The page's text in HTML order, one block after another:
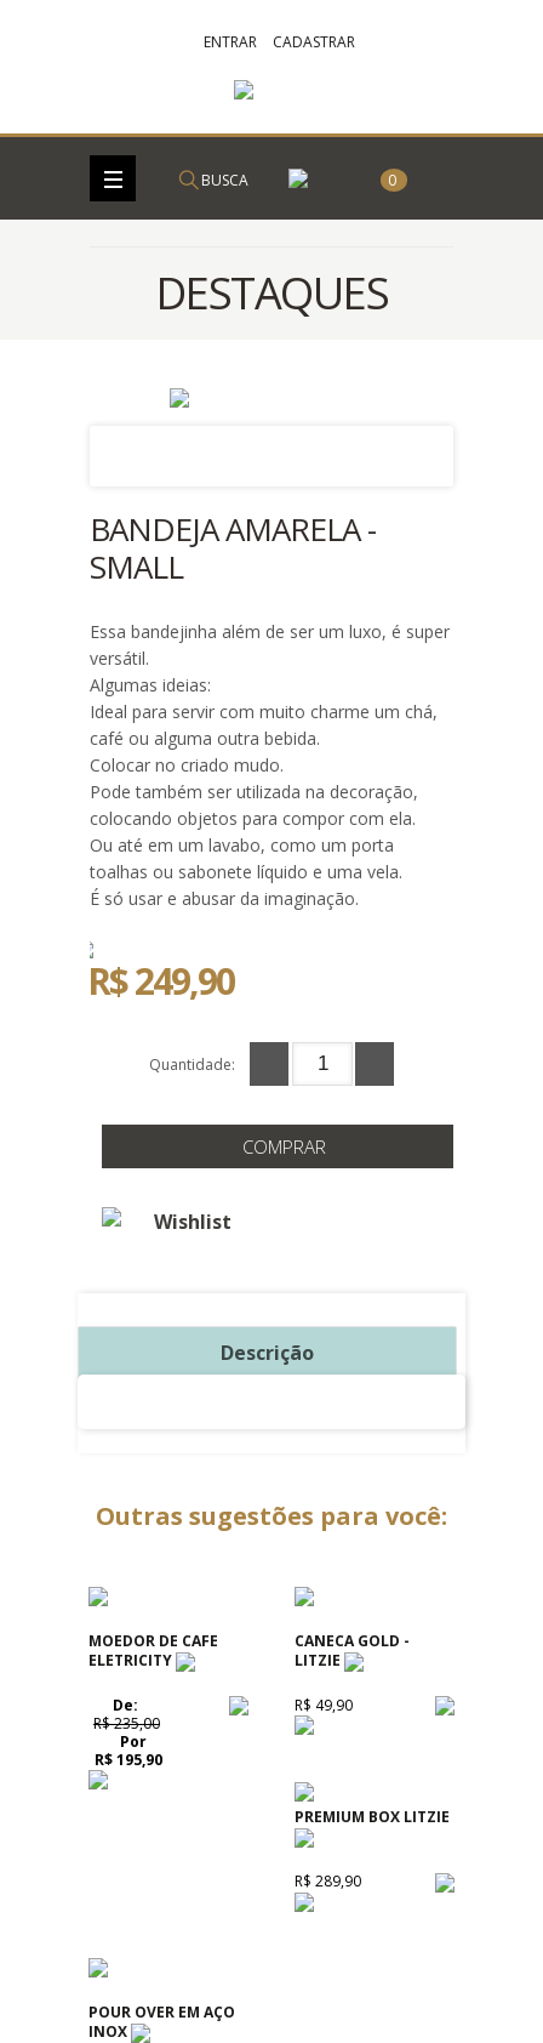
ENTRAR CADASTRAR
0
BUSCA
DESTAQUES
BANDEJA AMARELA -
SMALL
Essa bandejinha além de ser um luxo, é super
versátil.
Algumas ideias:
Ideal para servir com muito charme um chá,
café ou alguma outra bebida.
Colocar no criado mudo.
Pode também ser utilizada na decoração,
colocando objetos para compor com ela.
Ou até em um lavabo, como um porta
toalhas ou sabonete líquido e uma vela.
É só usar e abusar da imaginação.
R$ 249,90
Quantidade:
COMPRAR
Wishlist
Descrição
Outras sugestões para você:
MOEDOR DE CAFE
ELETRICITY
De:
R$ 235,00
Por
R$ 195,90
CANECA GOLD -
LITZIE
R$ 49,90
PREMIUM BOX LITZIE
R$ 289,90
POUR OVER EM AÇO
INOX